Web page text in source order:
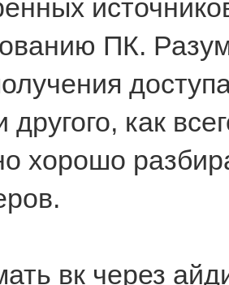
ПК.
другого, как
хорошо
вк через